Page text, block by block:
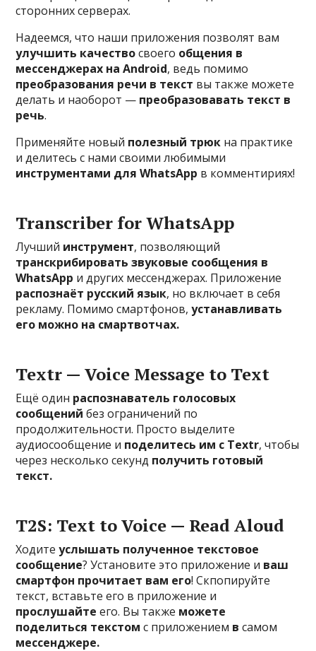
сторонних серверах.
Надеемся, что наши приложения позволят вам
улучшить качествосвоего общения в
мессенджерах на Android, ведь помимо
преобразования речи в текст вы также можете
делать и наоборот — преобразовавать текст в
речь.
Применяйте новый полезный трюк на практике
и делитесь с нами своими любимыми
инструментами для WhatsApp в комментириях!
Transcriber for WhatsApp
Лучший инструмент, позволяющий
транскрибировать звуковые сообщения в
WhatsApp и других мессенджерах. Приложение
распознаёт русский язык, но включает в себя
рекламу. Помимо смартфонов,устанавливать
его можно на смартвотчах.
Textr — Voice Message to Text
Ещё один распознаватель голосовых
сообщений без ограничений по
продолжительности. Просто выделите
аудиосообщение и поделитесь им с Textr, чтобы
через несколько секунд получить готовый
текст.
T2S: Text to Voice — Read Aloud
Ходитеуслышать полученное текстовое
сообщение? Установите это приложение и ваш
смартфон прочитает вам его! Скпопируйте
текст, вставьте его в приложение и
прослушайте его. Вы также можете
поделиться текстом с приложением в самом
мессенджере.